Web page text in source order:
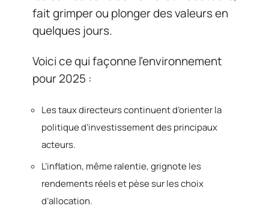
fait grimper ou plonger des valeurs en
quelques jours.
Voici ce qui façonne l’environnement
pour 2025 :
Les taux directeurs continuent d’orienter la
politique d’investissement des principaux
acteurs.
L’inflation, même ralentie, grignote les
rendements réels et pèse sur les choix
d’allocation.